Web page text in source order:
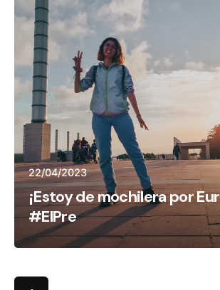
22/04/2023
¡Estoy de mochilera por
#ElPre